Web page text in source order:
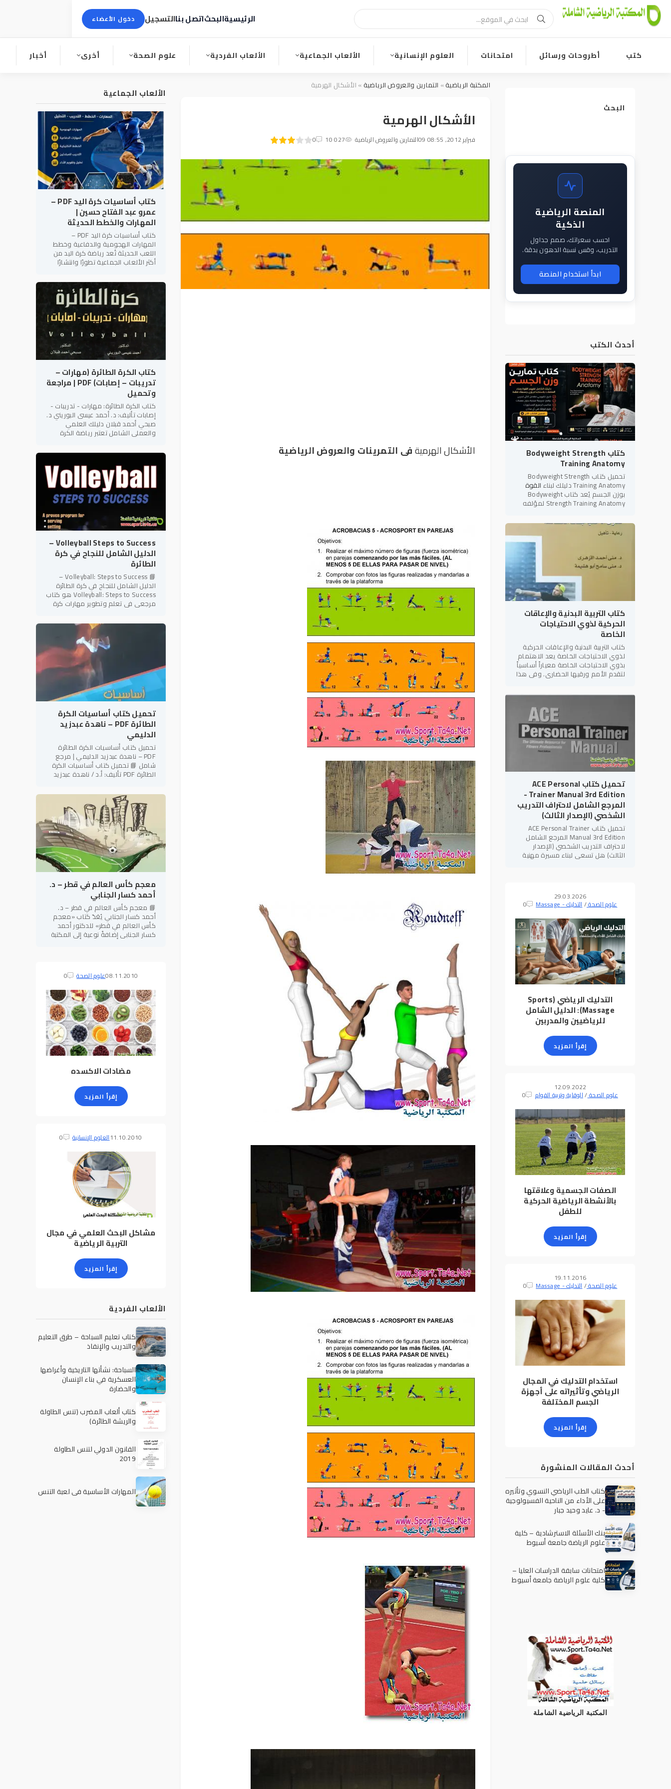
الرئيسيةالبحثاتصل بناالتسجيل دخول الأعضاء
كتب أطروحات ورسائل امتحانات العلوم الإنسانية الألعاب الجماعية الألعاب الفردية علوم الصحة أخرى أخبار
البحث
المنصة الرياضية
الذكية
احسب سعراتك، صمم جداول
التدريب، وقس نسبة الدهون بدقة.
ابدأ استخدام المنصة
أحدث الكتب
كتاب Bodyweight Strength
Training Anatomy
تحميل كتاب Bodyweight Strength
Training Anatomy دليلك لبناء القوة
بوزن الجسم يُعد كتاب Bodyweight
Strength Training Anatomy لمؤلفه
المراجع العلمية والعملية في
كتاب التربية البدنية والإعاقات
الحركية لذوي الاحتياجات
الخاصة
كتاب التربية البدنية والإعاقات الحركية
لذوي الاحتياجات الخاصة يعد الاهتمام
بذوي الاحتياجات الخاصة معياراً أساسياً
لتقدم الأمم ورقيها الحضاري. وفي هذا
والإعاقات
تحميل كتاب ACE Personal
Trainer Manual 3rd Edition -
المرجع الشامل لاحتراف التدريب
الشخصي (الإصدار الثالث)
تحميل كتاب ACE Personal Trainer
Manual 3rd Edition المرجع الشامل
لاحتراف التدريب الشخصي (الإصدار
الثالث) هل تسعى لبناء مسيرة مهنية
29.03.2026
علوم الصحة/التدليك - Massage 0
التدليك الرياضي (Sports
Massage): الدليل الشامل
للرياضيين والمدربين
إقرأ المزيد
12.09.2022
علوم الصحة/الوقاية وتربية القوام 0
الصفات الجسمية وعلاقتها
بالأنشطة الرياضية الحركية
للطفل
إقرأ المزيد
19.11.2016
علوم الصحة/التدليك - Massage 0
استخدام التدليك في المجال
الرياضي وتأثيراته على أجهزة
الجسم المختلفة
إقرأ المزيد
أحدث المقالات المنشورة
كتاب الطب الرياضي النسوي وتأثيره
على الأداء من الناحية الفسيولوجية
- د. عايد وحيد جبار
بنك الأسئلة الاسترشادية – كلية
علوم الرياضة جامعة أسيوط
امتحانات سابقة الدراسات العليا –
كلية علوم الرياضة جامعة أسيوط
المكتبة الرياضية الشاملة
المكتبة الرياضية» التمارين والعروض الرياضية » الأشكال الهرمية
الأشكال الهرمية
09 فبراير 2012, 08:55 التمارين والعروض الرياضية 10 027
0 60
1
2
3
4
5
الأشكال الهرميةفى التمرينات والعروض الرياضية
الألعاب الجماعية
كتاب أساسيات كرة اليد PDF –
عمرو عبد الفتاح حسين |
المهارات والخطط الحديثة
كتاب أساسيات كرة اليد PDF –
المهارات الهجومية والدفاعية وخطط
اللعب الحديثة تُعد رياضة كرة اليد من
أكثر الألعاب الجماعية تطورًا وانتشارًا
سرعة الأداء، والتنوع الخططي،
كتاب الكرة الطائرة (مهارات –
تدريبات – إصابات) PDF | مراجعة
وتحميل
كتاب الكرة الطائرة: مهارات - تدريبات -
إصابات تأليف: د. أحمد عيسى البوريني د.
صبحي أحمد قبلان دليلك العلمي
والعملي الشامل تعتبر رياضة الكرة
شعبية وإثارة على مستوى
Volleyball Steps to Success –
الدليل الشامل للنجاح في كرة
الطائرة
📘 Volleyball: Steps to Success –
الدليل الشامل للنجاح في كرة الطائرة
Volleyball: Steps to Success هو كتاب
مرجعي في تعلم وتطوير مهارات كرة
Success المعروفة بأسلوبها
تحميل كتاب أساسيات الكرة
الطائرة PDF – ناهدة عبدزيد
الدليمي
تحميل كتاب أساسيات الكرة الطائرة
PDF – ناهدة عبدزيد الدليمي | مرجع
شامل 📘 تحميل كتاب أساسيات الكرة
الطائرة PDF تأليف: أ.د / ناهدة عبدزيد
العراق في إطار دعم
معجم كأس العالم في قطر – د.
أحمد كسار الجنابي
📘 معجم كأس العالم في قطر – د.
أحمد كسار الجنابي يُعَدّ كتاب «معجم
كأس العالم في قطر» للدكتور أحمد
كسار الجنابي إضافةً نوعية إلى المكتبة
08.11.2010علوم الصحة 0
مضادات الاكسده
إقرأ المزيد
11.10.2010العلوم الإنسانية 0
مشاكل البحث العلمي في مجال
التربية الرياضية
إقرأ المزيد
الألعاب الفردية
كتاب تعليم السباحة – طرق التعليم
والتدريب والإنقاذ
السباحة: نشأتها التاريخية وأغراضها
العسكرية في بناء الإنسان
والحضارة
كتاب ألعاب المضرب (تنس الطاولة
والريشة الطائرة)
القانون الدولي لتنس الطاولة
2019
المهارات الأساسية في لعبة التنس